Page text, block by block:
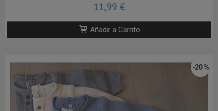
11,99 €
Añadir a Carrito
-20 %